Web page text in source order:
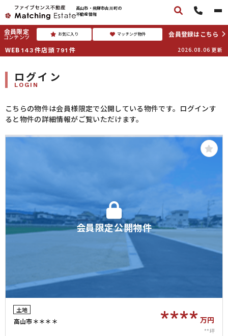
高山市・飛騨市古川町の
不動産情報
会員限定
コンテンツ お気に入り マッチング物件
会員登録はこちら
WEB 143 件店頭 791 件 2026.08.06 更新
ログイン
LOGIN
こちらの物件は会員様限定で公開している物件です。ログインす
ると物件の詳細情報がご覧いただけます。
会員限定公開物件
土地
高山市＊＊＊＊ **** 万円
**坪